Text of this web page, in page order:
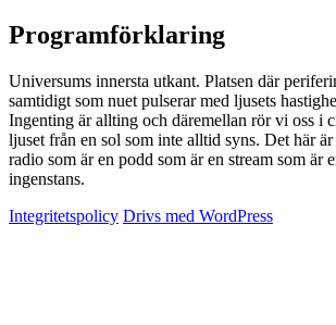
Programförklaring
Universums innersta utkant. Platsen där
samtidigt som nuet pulserar med ljusets
Ingenting är allting och däremellan rör vi oss i
ljuset från en sol som inte alltid syns. Det här är
radio som är en podd som är en stream som är
ingenstans.
Integritetspolicy Drivs med WordPress